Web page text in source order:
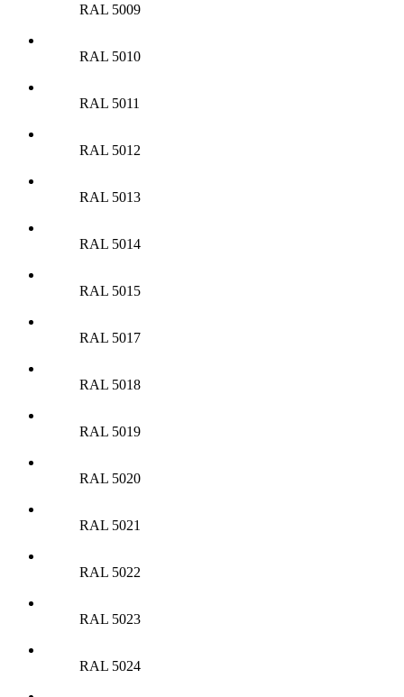
RAL 5009
RAL 5010
RAL 5011
RAL 5012
RAL 5013
RAL 5014
RAL 5015
RAL 5017
RAL 5018
RAL 5019
RAL 5020
RAL 5021
RAL 5022
RAL 5023
RAL 5024